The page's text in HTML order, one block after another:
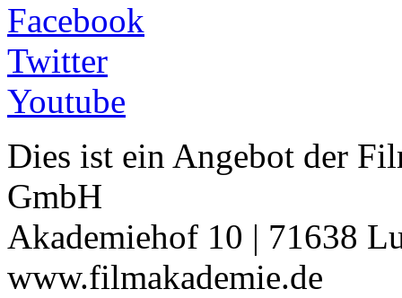
Facebook
Twitter
Youtube
Dies ist ein Angebot der
GmbH
Akademiehof 10 | 71638
www.filmakademie.de